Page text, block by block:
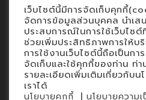
Contact
นโยบายคุกกี้
นโยบายข้อมูลส่วนบุคคล
เว็บไซต์นี้มีการจัดเก็บคุกกี้
จัดการข้อมูลส่วนบุคคล นำเส
ประสบการณ์ในการใช้เว็บไซ
ช่วยเพิ่มประสิทธิภาพการให้บ
การใช้งานเว็บไซต์นี้ถือเป็นกา
จัดเก็บและใช้คุกกี้ของท่าน ท่
รายละเอียดเพิ่มเติมเกี่ยวกับ
เราได้
นโยบายคุกกี้ | นโยบายความ